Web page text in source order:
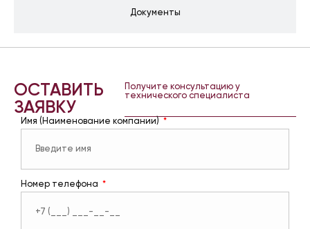
Документы
ОСТАВИТЬ
ЗАЯВКУ
Получите консультацию у
технического специалиста
Имя (Наименование компании)
Номер телефона